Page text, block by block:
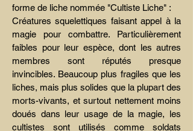
forme de liche nommée "Cultiste Liche" :
Créatures squelettiques faisant appel à la
magie pour combattre. Particulièrement
faibles pour leur espèce, dont les autres
membres sont réputés presque
invincibles. Beaucoup plus fragiles que les
liches, mais plus solides que la plupart des
morts-vivants, et surtout nettement moins
doués dans leur usage de la magie, les
cultistes sont utilisés comme soldats